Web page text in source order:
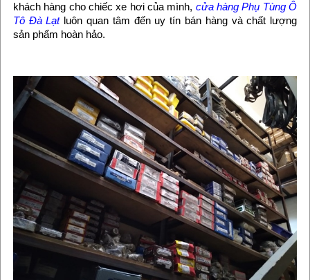
khách hàng cho chiếc xe hơi của mình, cửa hàng Phụ Tùng Ô
Tô Đà Lạtluôn quan tâm đến uy tín bán hàng và chất lượng
sản phẩm hoàn hảo.